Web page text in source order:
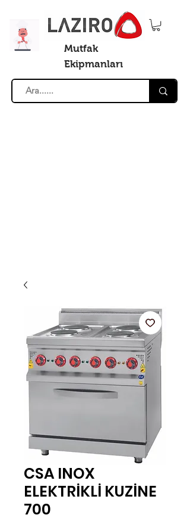
Mutfak
Ekipmanları
CSA INOX
ELEKTRİKLİ KUZİNE
700